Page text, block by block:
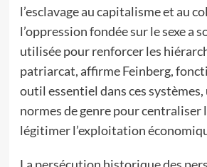
l’esclavage au capitalisme et au
l’oppression fondée sur le sexe a
utilisée pour renforcer les
patriarcat, affirme Feinberg,
outil essentiel dans ces
normes de genre pour centraliser
légitimer l’exploitation